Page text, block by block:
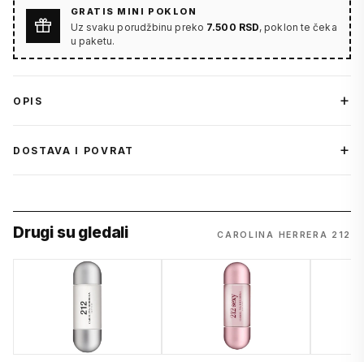
GRATIS MINI POKLON
Uz svaku porudžbinu preko 7.500 RSD, poklon te čeka
u paketu.
OPIS
DOSTAVA I POVRAT
Drugi su gledali CAROLINA HERRERA 212